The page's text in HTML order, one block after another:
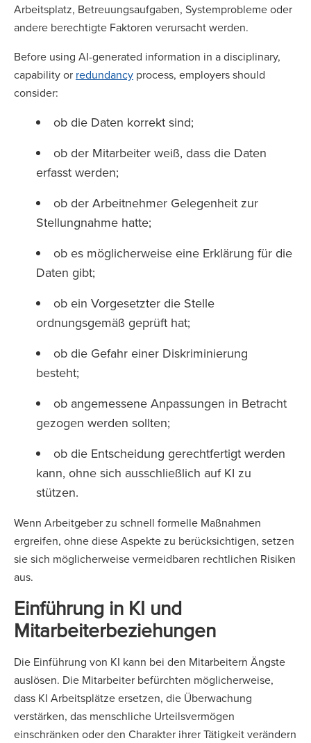
Arbeitsplatz, Betreuungsaufgaben, Systemprobleme oder
andere berechtigte Faktoren verursacht werden.
Before using AI-generated information in a disciplinary,
capability or redundancy process, employers should
consider:
ob die Daten korrekt sind;
ob der Mitarbeiter weiß, dass die Daten
erfasst werden;
ob der Arbeitnehmer Gelegenheit zur
Stellungnahme hatte;
ob es möglicherweise eine Erklärung für die
Daten gibt;
ob ein Vorgesetzter die Stelle
ordnungsgemäß geprüft hat;
ob die Gefahr einer Diskriminierung
besteht;
ob angemessene Anpassungen in Betracht
gezogen werden sollten;
ob die Entscheidung gerechtfertigt werden
kann, ohne sich ausschließlich auf KI zu
stützen.
Wenn Arbeitgeber zu schnell formelle Maßnahmen
ergreifen, ohne diese Aspekte zu berücksichtigen, setzen
sie sich möglicherweise vermeidbaren rechtlichen Risiken
aus.
Einführung in KI und
Mitarbeiterbeziehungen
Die Einführung von KI kann bei den Mitarbeitern Ängste
auslösen. Die Mitarbeiter befürchten möglicherweise,
dass KI Arbeitsplätze ersetzen, die Überwachung
verstärken, das menschliche Urteilsvermögen
einschränken oder den Charakter ihrer Tätigkeit verändern